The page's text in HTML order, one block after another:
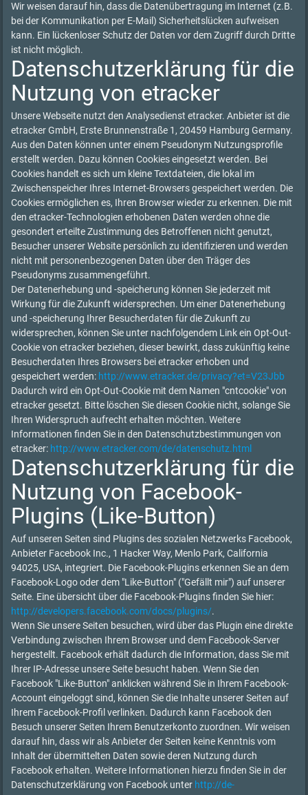
Wir weisen darauf hin, dass die Datenübertragung im Internet (z.B.
bei der Kommunikation per E-Mail) Sicherheitslücken aufweisen
kann. Ein lückenloser Schutz der Daten vor dem Zugriff durch Dritte
ist nicht möglich.
Datenschutzerklärung für die
Nutzung von etracker
Unsere Webseite nutzt den Analysedienst etracker. Anbieter ist die
etracker GmbH, Erste Brunnenstraße 1, 20459 Hamburg Germany.
Aus den Daten können unter einem Pseudonym Nutzungsprofile
erstellt werden. Dazu können Cookies eingesetzt werden. Bei
Cookies handelt es sich um kleine Textdateien, die lokal im
Zwischenspeicher Ihres Internet-Browsers gespeichert werden. Die
Cookies ermöglichen es, Ihren Browser wieder zu erkennen. Die mit
den etracker-Technologien erhobenen Daten werden ohne die
gesondert erteilte Zustimmung des Betroffenen nicht genutzt,
Besucher unserer Website persönlich zu identifizieren und werden
nicht mit personenbezogenen Daten über den Träger des
Pseudonyms zusammengeführt.
Der Datenerhebung und -speicherung können Sie jederzeit mit
Wirkung für die Zukunft widersprechen. Um einer Datenerhebung
und -speicherung Ihrer Besucherdaten für die Zukunft zu
widersprechen, können Sie unter nachfolgendem Link ein Opt-Out-
Cookie von etracker beziehen, dieser bewirkt, dass zukünftig keine
Besucherdaten Ihres Browsers bei etracker erhoben und
gespeichert werden: http://www.etracker.de/privacy?et=V23Jbb
Dadurch wird ein Opt-Out-Cookie mit dem Namen "cntcookie" von
etracker gesetzt. Bitte löschen Sie diesen Cookie nicht, solange Sie
Ihren Widerspruch aufrecht erhalten möchten. Weitere
Informationen finden Sie in den Datenschutzbestimmungen von
etracker: http://www.etracker.com/de/datenschutz.html
Datenschutzerklärung für die
Nutzung von Facebook-
Plugins (Like-Button)
Auf unseren Seiten sind Plugins des sozialen Netzwerks Facebook,
Anbieter Facebook Inc., 1 Hacker Way, Menlo Park, California
94025, USA, integriert. Die Facebook-Plugins erkennen Sie an dem
Facebook-Logo oder dem "Like-Button" ("Gefällt mir") auf unserer
Seite. Eine übersicht über die Facebook-Plugins finden Sie hier:
http://developers.facebook.com/docs/plugins/.
Wenn Sie unsere Seiten besuchen, wird über das Plugin eine direkte
Verbindung zwischen Ihrem Browser und dem Facebook-Server
hergestellt. Facebook erhält dadurch die Information, dass Sie mit
Ihrer IP-Adresse unsere Seite besucht haben. Wenn Sie den
Facebook "Like-Button" anklicken während Sie in Ihrem Facebook-
Account eingeloggt sind, können Sie die Inhalte unserer Seiten auf
Ihrem Facebook-Profil verlinken. Dadurch kann Facebook den
Besuch unserer Seiten Ihrem Benutzerkonto zuordnen. Wir weisen
darauf hin, dass wir als Anbieter der Seiten keine Kenntnis vom
Inhalt der übermittelten Daten sowie deren Nutzung durch
Facebook erhalten. Weitere Informationen hierzu finden Sie in der
Datenschutzerklärung von Facebook unter http://de-